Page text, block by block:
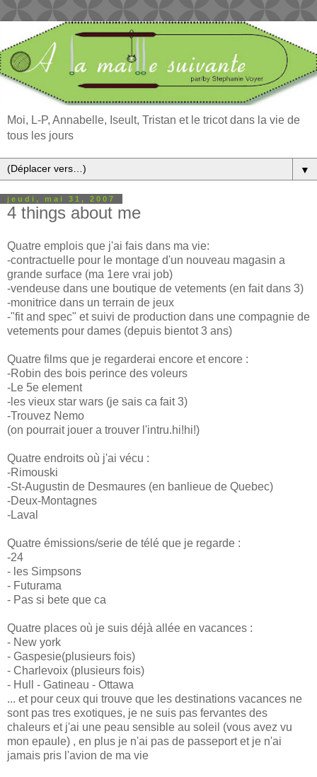
Moi, L-P, Annabelle, Iseult, Tristan et le tricot dans la vie de
tous les jours
▼
jeudi, mai 31, 2007
4 things about me
Quatre emplois que j'ai fais dans ma vie:
-contractuelle pour le montage d'un nouveau magasin a
grande surface (ma 1ere vrai job)
-vendeuse dans une boutique de vetements (en fait dans 3)
-monitrice dans un terrain de jeux
-"fit and spec" et suivi de production dans une compagnie de
vetements pour dames (depuis bientot 3 ans)
Quatre films que je regarderai encore et encore :
-Robin des bois perince des voleurs
-Le 5e element
-les vieux star wars (je sais ca fait 3)
-Trouvez Nemo
(on pourrait jouer a trouver l'intru.hi!hi!)
Quatre endroits où j'ai vécu :
-Rimouski
-St-Augustin de Desmaures (en banlieue de Quebec)
-Deux-Montagnes
-Laval
Quatre émissions/serie de télé que je regarde :
-24
- les Simpsons
- Futurama
- Pas si bete que ca
Quatre places où je suis déjà allée en vacances :
- New york
- Gaspesie(plusieurs fois)
- Charlevoix (plusieurs fois)
- Hull - Gatineau - Ottawa
... et pour ceux qui trouve que les destinations vacances ne
sont pas tres exotiques, je ne suis pas fervantes des
chaleurs et j'ai une peau sensible au soleil (vous avez vu
mon epaule) , en plus je n'ai pas de passeport et je n'ai
jamais pris l'avion de ma vie